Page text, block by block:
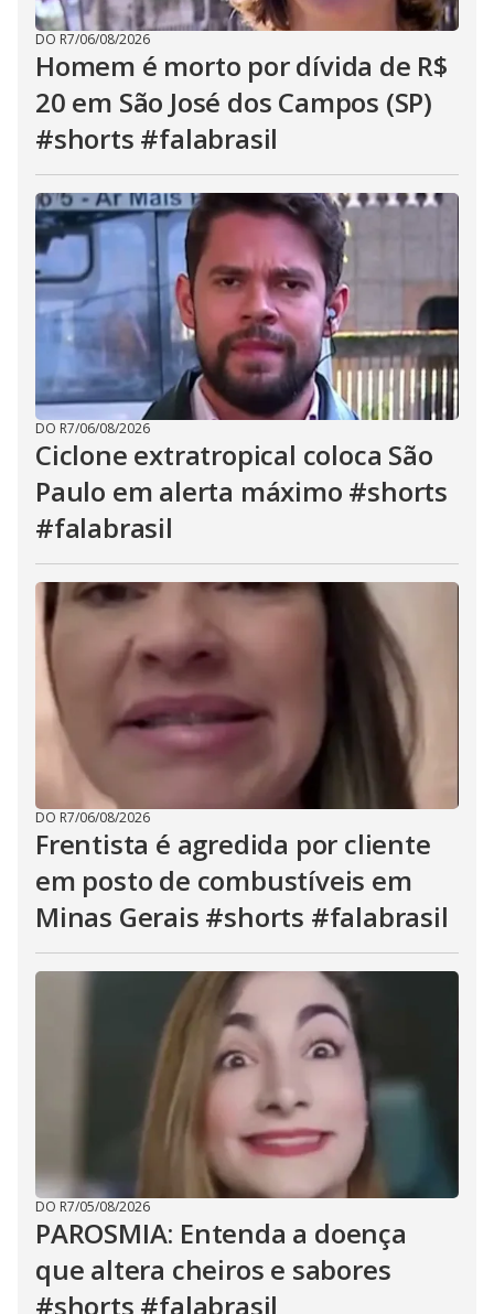
DO R7/06/08/2026
Homem é morto por dívida de R$
20 em São José dos Campos (SP)
#shorts #falabrasil
DO R7/06/08/2026
Ciclone extratropical coloca São
Paulo em alerta máximo #shorts
#falabrasil
DO R7/06/08/2026
Frentista é agredida por cliente
em posto de combustíveis em
Minas Gerais #shorts #falabrasil
DO R7/05/08/2026
PAROSMIA: Entenda a doença
que altera cheiros e sabores
#shorts #falabrasil